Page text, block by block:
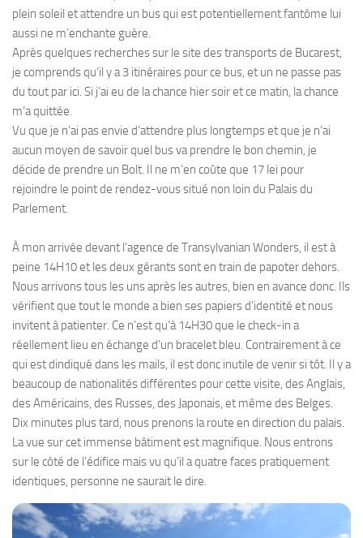
plein soleil et attendre un bus qui est potentiellement fantôme lui
aussi ne m’enchante guère.
Après quelques recherches sur le site des transports de Bucarest,
je comprends qu’il y a 3 itinéraires pour ce bus, et un ne passe pas
du tout par ici. Si j’ai eu de la chance hier soir et ce matin, la chance
m’a quittée.
Vu que je n’ai pas envie d’attendre plus longtemps et que je n’ai
aucun moyen de savoir quel bus va prendre le bon chemin, je
décide de prendre un Bolt. Il ne m’en coûte que 17 lei pour
rejoindre le point de rendez-vous situé non loin du Palais du
Parlement.
À mon arrivée devant l’agence de Transylvanian Wonders, il est à
peine 14H10 et les deux gérants sont en train de papoter dehors.
Nous arrivons tous les uns après les autres, bien en avance donc. Ils
vérifient que tout le monde a bien ses papiers d’identité et nous
invitent à patienter. Ce n’est qu’à 14H30 que le check-in a
réellement lieu en échange d’un bracelet bleu. Contrairement à ce
qui est dindiqué dans les mails, il est donc inutile de venir si tôt. Il y a
beaucoup de nationalités différentes pour cette visite, des Anglais,
des Américains, des Russes, des Japonais, et même des Belges.
Dix minutes plus tard, nous prenons la route en direction du palais.
La vue sur cet immense bâtiment est magnifique. Nous entrons
sur le côté de l’édifice mais vu qu’il a quatre faces pratiquement
identiques, personne ne saurait le dire.